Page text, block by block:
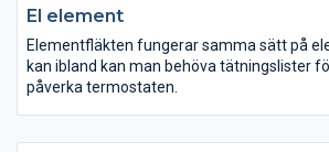
El element
Elementfläkten fungerar samma sätt på
kan ibland kan man behöva tätningslister
påverka termostaten.